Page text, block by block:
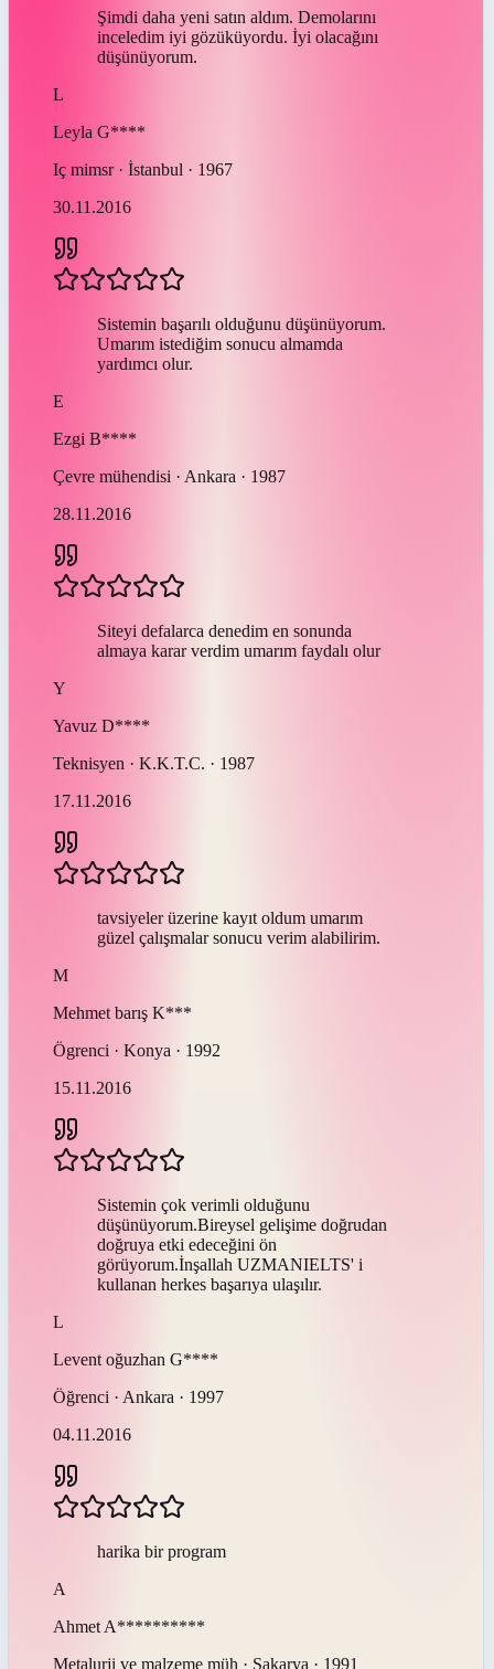
Şimdi daha yeni satın aldım. Demolarını
inceledim iyi gözüküyordu. İyi olacağını
düşünüyorum.
L
Leyla G****
Iç mimsr · İstanbul · 1967
30.11.2016
Sistemin başarılı olduğunu düşünüyorum.
Umarım istediğim sonucu almamda
yardımcı olur.
E
Ezgi B****
Çevre mühendisi · Ankara · 1987
28.11.2016
Siteyi defalarca denedim en sonunda
almaya karar verdim umarım faydalı olur
Y
Yavuz D****
Teknisyen · K.K.T.C. · 1987
17.11.2016
tavsiyeler üzerine kayıt oldum umarım
güzel çalışmalar sonucu verim alabilirim.
M
Mehmet barış K***
Ögrenci · Konya · 1992
15.11.2016
Sistemin çok verimli olduğunu
düşünüyorum.Bireysel gelişime doğrudan
doğruya etki edeceğini ön
görüyorum.İnşallah UZMANIELTS' i
kullanan herkes başarıya ulaşılır.
L
Levent oğuzhan G****
Öğrenci · Ankara · 1997
04.11.2016
harika bir program
A
Ahmet A**********
Metalurji ve malzeme müh · Sakarya · 1991